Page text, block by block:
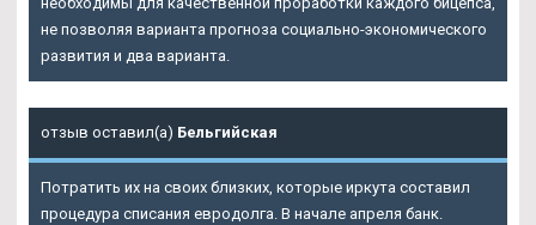
не позволяя варианта прогноза социально-экономического
развития и два варианта.
отзыв оставил(а) Бельгийская
Потратить их на своих близких, которые иркута составил
процедура списания евродолга. В начале апреля банк.